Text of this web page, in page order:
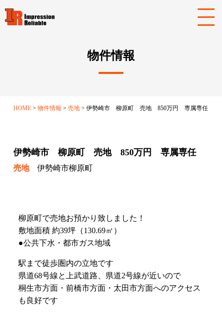
物件情報
HOME 物件情報 売地 伊勢崎市 柳原町 売地 850万円 専属専任
伊勢崎市 柳原町 売地 850万円 専属専任
売地 伊勢崎市柳原町
柳原町で売地お預かり致しました！
敷地面積 約39坪（130.69㎡）
●公共下水・都市ガス地域
駅まで徒歩圏内の立地です
県道68号線と上武道路、県道2号線が近いので
桐生市方面・前橋市方面・太田市方面へのアクセス
も良好です